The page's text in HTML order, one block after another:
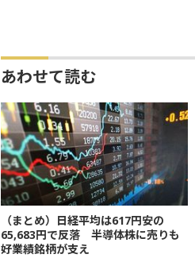
あわせて読む
（まとめ）日経平均は617円安の
65,683円で反落 半導体株に売りも
好業績銘柄が支え